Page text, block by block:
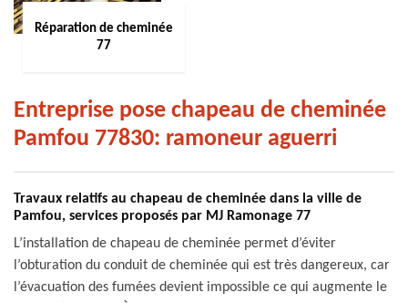
Réparation de cheminée
77
Entreprise pose chapeau de cheminée
Pamfou 77830: ramoneur aguerri
Travaux relatifs au chapeau de cheminée dans la ville de
Pamfou, services proposés par MJ Ramonage 77
L’installation de chapeau de cheminée permet d’éviter
l’obturation du conduit de cheminée qui est très dangereux, car
l’évacuation des fumées devient impossible ce qui augmente le